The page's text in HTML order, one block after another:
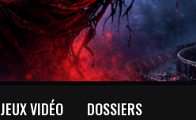
JEUX VIDÉO DOSSIERS